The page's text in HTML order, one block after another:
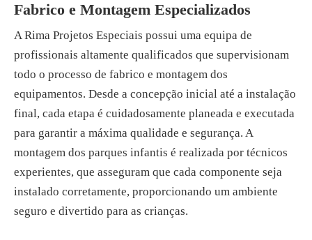
Fabrico e Montagem Especializados
A Rima Projetos Especiais possui uma equipa de
profissionais altamente qualificados que supervisionam
todo o processo de fabrico e montagem dos
equipamentos. Desde a concepção inicial até a instalação
final, cada etapa é cuidadosamente planeada e executada
para garantir a máxima qualidade e segurança. A
montagem dos parques infantis é realizada por técnicos
experientes, que asseguram que cada componente seja
instalado corretamente, proporcionando um ambiente
seguro e divertido para as crianças.